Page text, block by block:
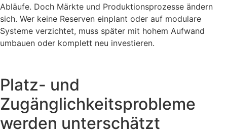
Abläufe. Doch Märkte und Produktionsprozesse ändern
sich. Wer keine Reserven einplant oder auf modulare
Systeme verzichtet, muss später mit hohem Aufwand
umbauen oder komplett neu investieren.
Platz- und
Zugänglichkeitsprobleme
werden unterschätzt